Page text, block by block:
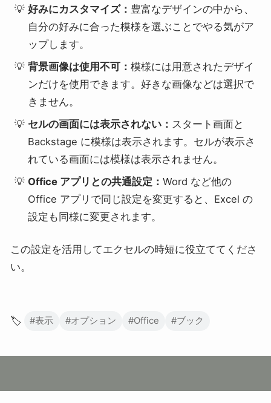
好みにカスタマイズ： 豊富なデザインの中から、
自分の好みに合った模様を選ぶことでやる気がア
ップします。
背景画像は使用不可：模様には用意されたデザイ
ンだけを使用できます。好きな画像などは選択で
きません。
セルの画面には表示されない： スタート画面と
Backstage に模様は表示されます。セルが表示さ
れている画面には模様は表示されません。
Office アプリとの共通設定：Word など他の
Office アプリで同じ設定を変更すると、Excel の
設定も同様に変更されます。
この設定を活用してエクセルの時短に役立ててくださ
い。
🏷️ #表示 #オプション #Office #ブック